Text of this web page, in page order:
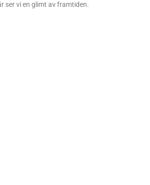
ser vi en glimt av framtiden.